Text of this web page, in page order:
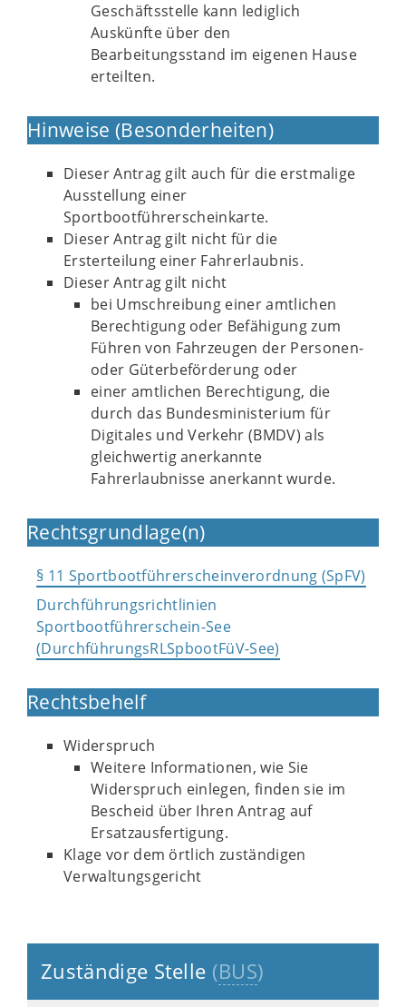
Geschäftsstelle kann lediglich
Auskünfte über den
Bearbeitungsstand im eigenen Hause
erteilten.
Hinweise (Besonderheiten)
Dieser Antrag gilt auch für die erstmalige
Ausstellung einer
Sportbootführerscheinkarte.
Dieser Antrag gilt nicht für die
Ersterteilung einer Fahrerlaubnis.
Dieser Antrag gilt nicht
bei Umschreibung einer amtlichen
Berechtigung oder Befähigung zum
Führen von Fahrzeugen der Personen-
oder Güterbeförderung oder
einer amtlichen Berechtigung, die
durch das Bundesministerium für
Digitales und Verkehr (BMDV) als
gleichwertig anerkannte
Fahrerlaubnisse anerkannt wurde.
Rechtsgrundlage(n)
§ 11 Sportbootführerscheinverordnung (SpFV)
Durchführungsrichtlinien
Sportbootführerschein-See
(DurchführungsRLSpbootFüV-See)
Rechtsbehelf
Widerspruch
Weitere Informationen, wie Sie
Widerspruch einlegen, finden sie im
Bescheid über Ihren Antrag auf
Ersatzausfertigung.
Klage vor dem örtlich zuständigen
Verwaltungsgericht
Zuständige Stelle (BUS)